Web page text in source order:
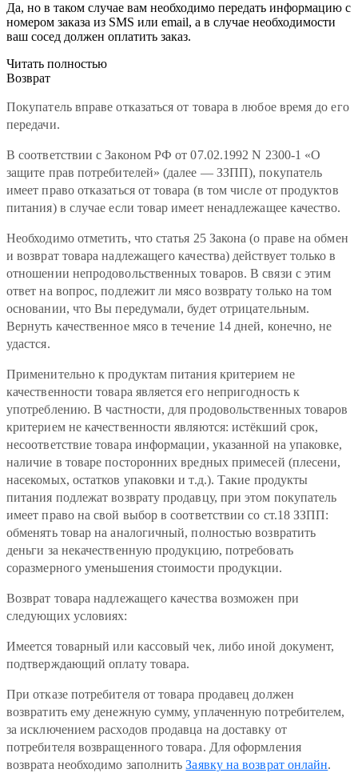
Да, но в таком случае вам необходимо передать информацию с
номером заказа из SMS или email, а в случае необходимости
ваш сосед должен оплатить заказ.
Читать полностью
Возврат
Покупатель вправе отказаться от товара в любое время до его
передачи.
В соответствии с Законом РФ от 07.02.1992 N 2300-1 «О
защите прав потребителей» (далее — ЗЗПП), покупатель
имеет право отказаться от товара (в том числе от продуктов
питания) в случае если товар имеет ненадлежащее качество.
Необходимо отметить, что статья 25 Закона (о праве на обмен
и возврат товара надлежащего качества) действует только в
отношении непродовольственных товаров. В связи с этим
ответ на вопрос, подлежит ли мясо возврату только на том
основании, что Вы передумали, будет отрицательным.
Вернуть качественное мясо в течение 14 дней, конечно, не
удастся.
Применительно к продуктам питания критерием не
качественности товара является его непригодность к
употреблению. В частности, для продовольственных товаров
критерием не качественности являются: истёкший срок,
несоответствие товара информации, указанной на упаковке,
наличие в товаре посторонних вредных примесей (плесени,
насекомых, остатков упаковки и т.д.). Такие продукты
питания подлежат возврату продавцу, при этом покупатель
имеет право на свой выбор в соответствии со ст.18 ЗЗПП:
обменять товар на аналогичный, полностью возвратить
деньги за некачественную продукцию, потребовать
соразмерного уменьшения стоимости продукции.
Возврат товара надлежащего качества возможен при
следующих условиях:
Имеется товарный или кассовый чек, либо иной документ,
подтверждающий оплату товара.
При отказе потребителя от товара продавец должен
возвратить ему денежную сумму, уплаченную потребителем,
за исключением расходов продавца на доставку от
потребителя возвращенного товара. Для оформления
возврата необходимо заполнитьЗаявку на возврат онлайн.